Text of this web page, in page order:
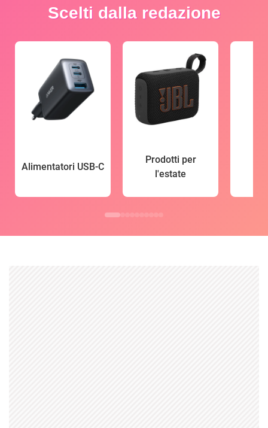
Scelti dalla redazione
Alimentatori USB-C
Prodotti per
l'estate